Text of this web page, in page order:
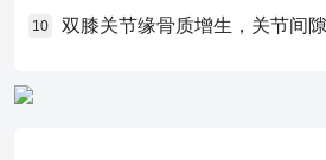
10 双膝关节缘骨质增生，关节间